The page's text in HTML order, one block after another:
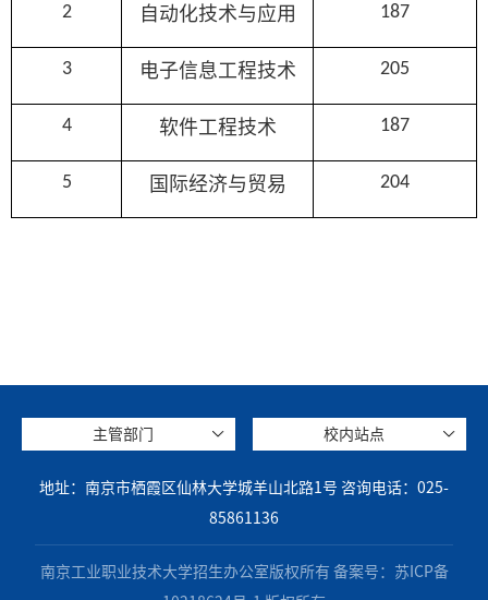
2 自动化技术与应用 187
3 电子信息工程技术 205
4 软件工程技术 187
5 国际经济与贸易 204
主管部门 校内站点
地址：南京市栖霞区仙林大学城羊山北路1号 咨询电话：025-
85861136
南京工业职业技术大学招生办公室版权所有 备案号：苏ICP备